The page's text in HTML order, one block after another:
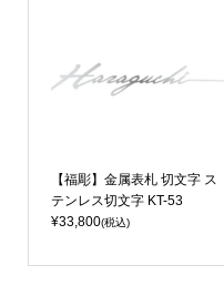
【福彫】金属表札 切文字 ス
テンレス切文字 KT-53
¥33,800(税込)